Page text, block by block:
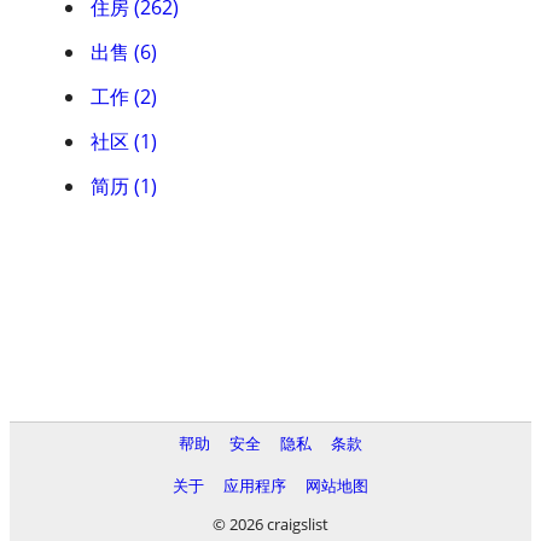
住房 (262)
出售 (6)
工作 (2)
社区 (1)
简历 (1)
帮助 安全 隐私
条款
关于
应用程序
网站地图
© 2026 craigslist